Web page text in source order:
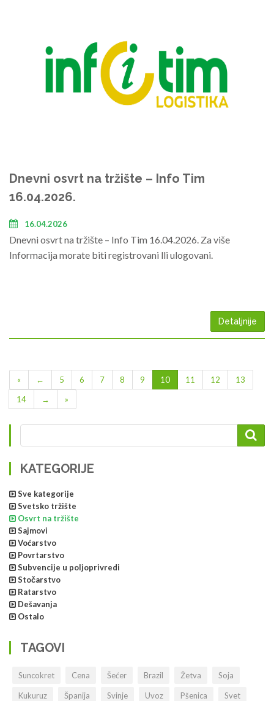
Dnevni osvrt na tržište – Info Tim
16.04.2026.
16.04.2026
Dnevni osvrt na tržište – Info Tim 16.04.2026. Za više
Informacija morate biti registrovani lli ulogovani.
Detaljnije
« ← 5 6 7 8 9 10 11 12
13
14
→ »
KATEGORIJE
Sve kategorije
Svetsko tržište
Osvrt na tržište
Sajmovi
Voćarstvo
Povrtarstvo
Subvencije u poljoprivredi
Stočarstvo
Ratarstvo
Dešavanja
Ostalo
TAGOVI
Suncokret Cena Šećer Brazil Žetva Soja
Kukuruz Španija Svinje Uvoz Pšenica Svet